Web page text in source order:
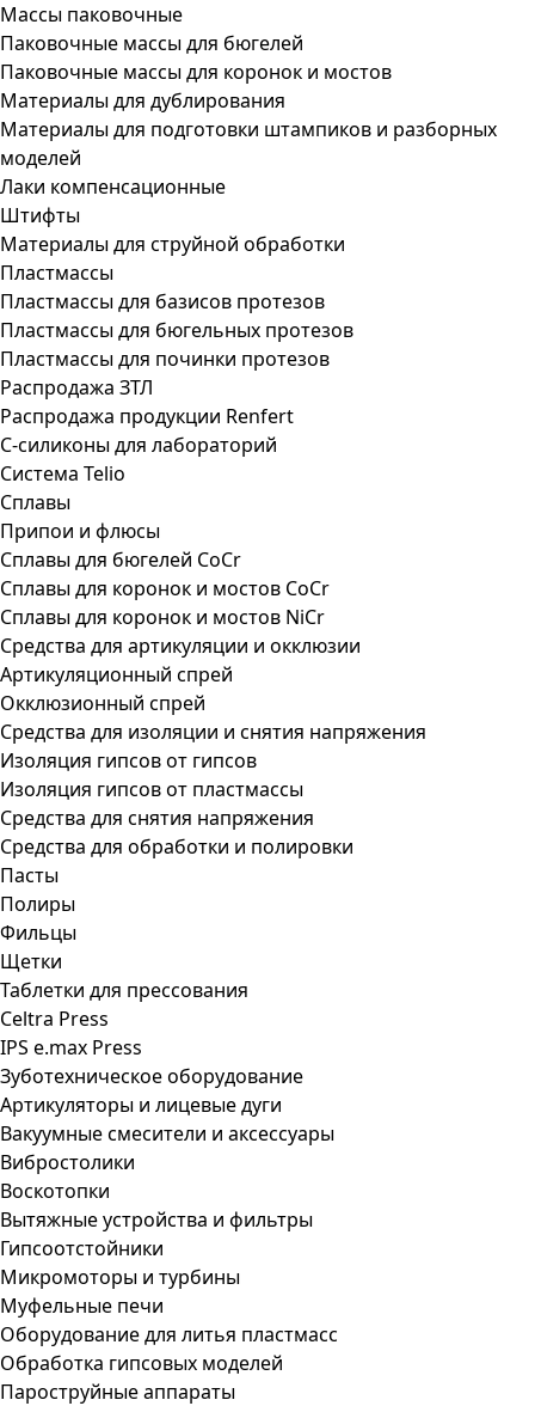
Массы паковочные
Паковочные массы для бюгелей
Паковочные массы для коронок и мостов
Материалы для дублирования
Материалы для подготовки штампиков и разборных
моделей
Лаки компенсационные
Штифты
Материалы для струйной обработки
Пластмассы
Пластмассы для базисов протезов
Пластмассы для бюгельных протезов
Пластмассы для починки протезов
Распродажа ЗТЛ
Распродажа продукции Renfert
С-силиконы для лабораторий
Система Telio
Сплавы
Припои и флюсы
Сплавы для бюгелей CoCr
Сплавы для коронок и мостов CoCr
Сплавы для коронок и мостов NiCr
Средства для артикуляции и окклюзии
Артикуляционный спрей
Окклюзионный спрей
Средства для изоляции и снятия напряжения
Изоляция гипсов от гипсов
Изоляция гипсов от пластмассы
Средства для снятия напряжения
Средства для обработки и полировки
Пасты
Полиры
Фильцы
Щетки
Таблетки для прессования
Celtra Press
IPS e.max Press
Зуботехническое оборудование
Артикуляторы и лицевые дуги
Вакуумные смесители и аксессуары
Вибростолики
Воскотопки
Вытяжные устройства и фильтры
Гипсоотстойники
Микромоторы и турбины
Муфельные печи
Оборудование для литья пластмасс
Обработка гипсовых моделей
Пароструйные аппараты